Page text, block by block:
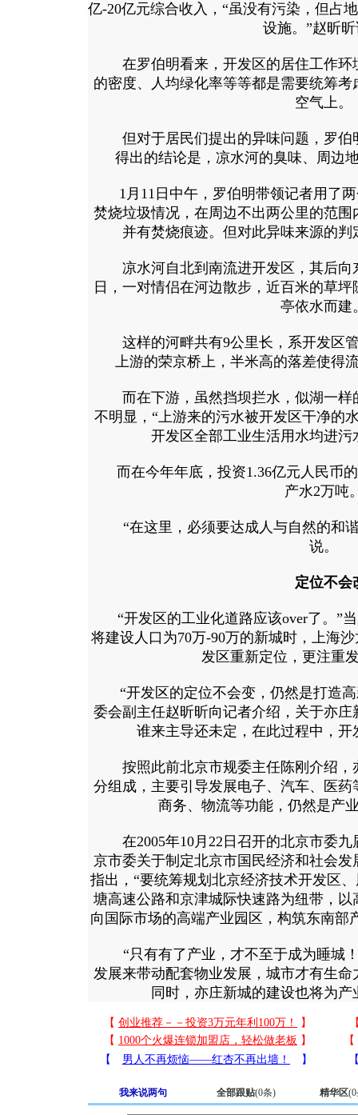
亿-20亿元综合收入，“虽没有污染，但占
设施。”赵昕
在罗伯明看来，开发区的居住工作环
的密度、人均绿化率等等都是需要统筹
空气上。
但对于居民们提出的异味问题，罗伯
得出的结论是，凉水河的臭味、周边
1月11日中午，罗伯明带领记者用了两
焚烧垃圾情况，在周边不出两公里的范
并有焚烧痕迹。但对此异味来源的
凉水河自北到南流进开发区，其后向
日，一对情侣在河边散步，近百米的草
亭依水而建
这样的河畔共有9公里长，系开发区管
上游的荣京桥上，半米高的落差使得
而在下游，虽然挡坝拦水，似湖一样
不明显，“上游来的污水被开发区干净的
开发区全部工业生活用水均进
而在今年年底，投资1.36亿元人民币的
产水2万吨
“在这里，必须要达成人与自然的和谐
说。
定位不会
“开发区的工业化道路应该over了。”当
将建设人口为70万-90万的新城时，上海
发区重新定位，更注重
“开发区的定位不会变，仍然是打造高
委会副主任赵昕昕向记者介绍，关于亦
谁来主导还未定，在此过程中，
按照此前北京市规委主任陈刚介绍，
分组成，主要引导发展电子、汽车、医
商务、物流等功能，仍然是产
在2005年10月22日召开的北京市委九
京市委关于制定北京市国民经济和社会
指出，“要统筹规划北京经济技术开发区
塘高速公路和京津城际快速路为纽带，
向国际市场的高端产业园区，构筑东南部
“只有有了产业，才不至于成为睡城！
发展来带动配套物业发展，城市才有生
同时，亦庄新城的建设也将为
我来说两句 全部跟贴(0条) 精华区(0